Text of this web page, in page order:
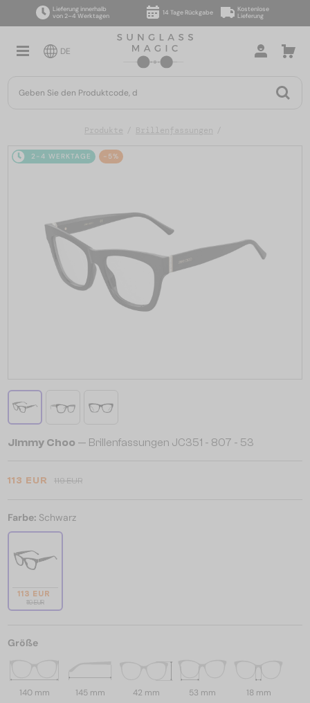
Lieferung innerhalb
von 2–4 Werktagen
14 Tage Rückgabe
Kostenlose
Lieferung
DE
Produkte Brillenfassungen
2-4 WERKTAGE -5%
Jimmy Choo — Brillenfassungen JC351 - 807 - 53
113 EUR 119 EUR
Farbe: Schwarz
113 EUR
119 EUR
Größe
140 mm 145 mm 42 mm 53 mm 18 mm